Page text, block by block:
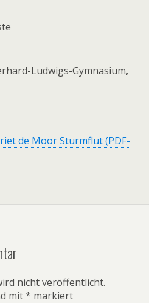
Ludwigs-Gymnasium,
de Moor Sturmflut (PDF-
nicht veröffentlicht.
mit* markiert